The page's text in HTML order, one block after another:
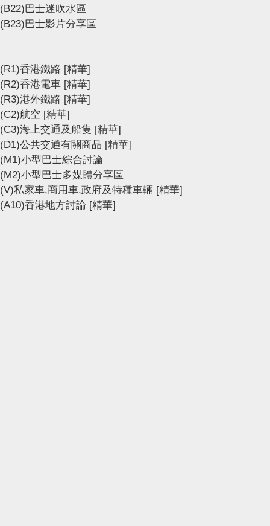
(B22)巴士迷吹水區
(B23)巴士影片分享區
(R1)香港鐵路 [精華]
(R2)香港電車 [精華]
(R3)港外鐵路 [精華]
(C2)航空 [精華]
(C3)海上交通及船隻 [精華]
(D1)公共交通有關商品 [精華]
(M1)小型巴士綜合討論
(M2)小型巴士多媒體分享區
(V)私家車,商用車,政府及特種車輛 [精華]
(A10)香港地方討論 [精華]